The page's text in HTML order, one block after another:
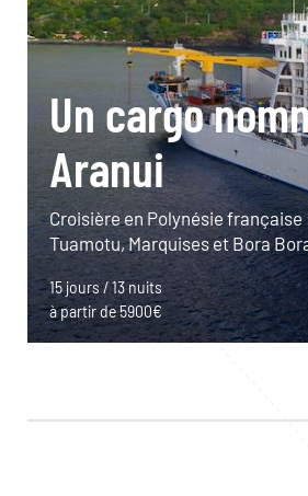
Un cargo
Aranui
Croisière en Polynésie française
Tuamotu, Marquises et Bora
15 jours / 13 nuits
à partir de 5900€